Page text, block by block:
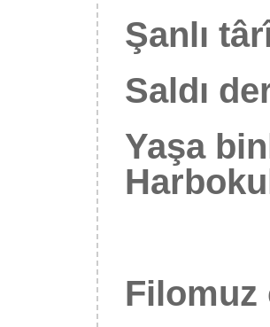
Şanlı
Saldı
Yaşa
Filomuz